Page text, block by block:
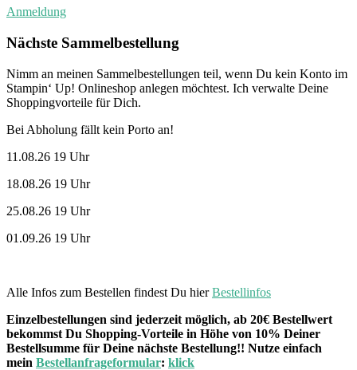
Anmeldung
Nächste Sammelbestellung
Nimm an meinen Sammelbestellungen teil, wenn Du kein Konto im
Stampin‘ Up! Onlineshop anlegen möchtest. Ich verwalte Deine
Shoppingvorteile für Dich.
Bei Abholung fällt kein Porto an!
11.08.26 19 Uhr
18.08.26 19 Uhr
25.08.26 19 Uhr
01.09.26 19 Uhr
Alle Infos zum Bestellen findest Du hierBestellinfos
Einzelbestellungen sind jederzeit möglich, ab 20€ Bestellwert
bekommst Du Shopping-Vorteile in Höhe von 10% Deiner
Bestellsumme für Deine nächste Bestellung!! Nutze einfach
mein Bestellanfrageformular: klick